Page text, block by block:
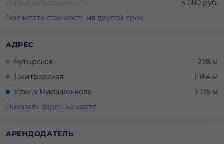
Оценочная стоимость
3 000 руб.
Посчитать стоимость на другой срок
АДРЕС
Бутырская
278 м
Дмитровская
1 164 м
Улица Милашенкова
1 175 м
Показать адрес на карте
АРЕНДОДАТЕЛЬ